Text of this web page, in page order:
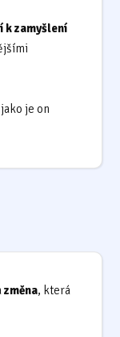
k zamyšlení
je on
změna, která